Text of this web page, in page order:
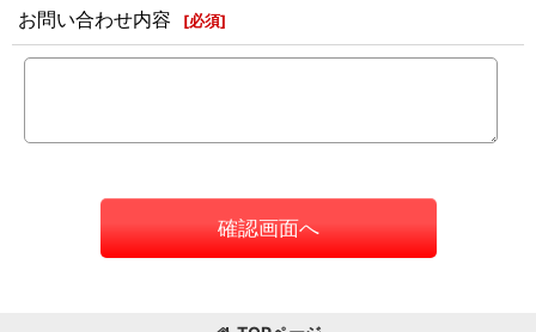
お問い合わせ内容 [必須]
確認画面へ